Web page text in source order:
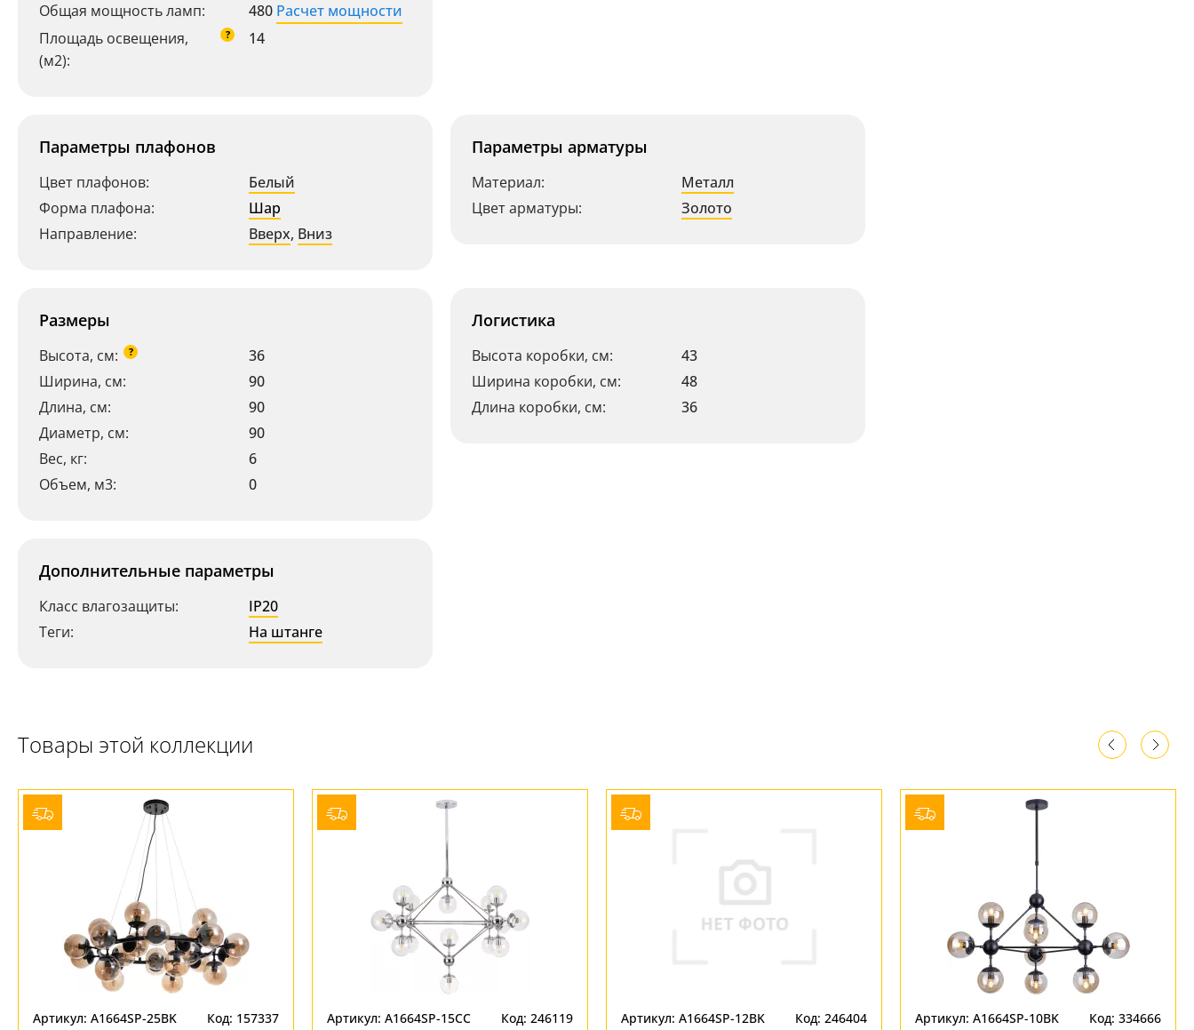
+7 (495) 255-03-21- бесплатная доставка
Общая мощность ламп:
480 Расчет мощности
Площадь освещения,
(м2):
? 14
Параметры плафонов
Цвет плафонов:
Белый
Форма плафона:
Шар
Направление:
Вверх, Вниз
Параметры арматуры
Материал:
Металл
Цвет арматуры:
Золото
Размеры
Высота, см: ?
36
Ширина, см:
90
Длина, см:
90
Диаметр, см:
90
Вес, кг:
6
Объем, м3:
0
Логистика
Высота коробки, см:
43
Ширина коробки, см:
48
Длина коробки, см:
36
Дополнительные параметры
Класс влагозащиты:
IP20
Теги:
На штанге
Товары этой коллекции
Артикул: A1664SP-25BK Код: 157337 Артикул: A1664SP-15CC Код: 246119 Артикул: A1664SP-12BK Код: 246404 Артикул: A1664SP-10BK Код: 334666